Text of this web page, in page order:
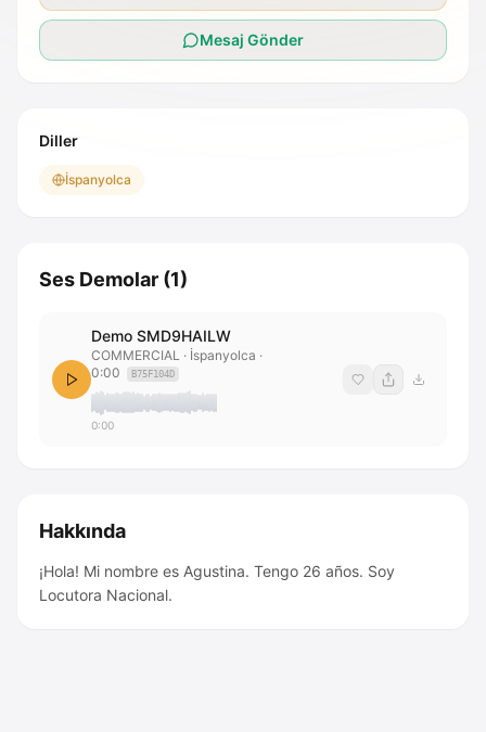
Mesaj Gönder
Diller
İspanyolca
Ses Demolar (1)
Demo SMD9HAILW
COMMERCIAL · İspanyolca ·
0:00
B75F104D
0:00
Hakkında
¡Hola! Mi nombre es Agustina. Tengo 26 años. Soy
Locutora Nacional.